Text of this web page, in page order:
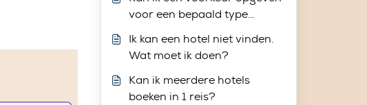
voor een bepaald type
Ik kan een hotel niet vinden.
Wat moet ik doen?
Kan ik meerdere hotels
boeken in 1 reis?